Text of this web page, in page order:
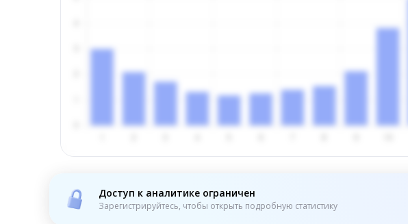
Доступ к аналитике ограничен
Зарегистрируйтесь, чтобы открыть подробную статистику